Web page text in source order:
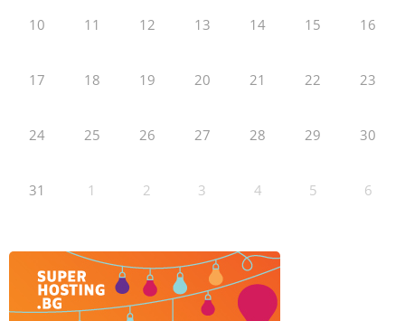
10 11 12 13 14 15 16
17 18 19 20 21 22 23
24 25 26 27 28 29 30
31 1 2 3 4 5 6